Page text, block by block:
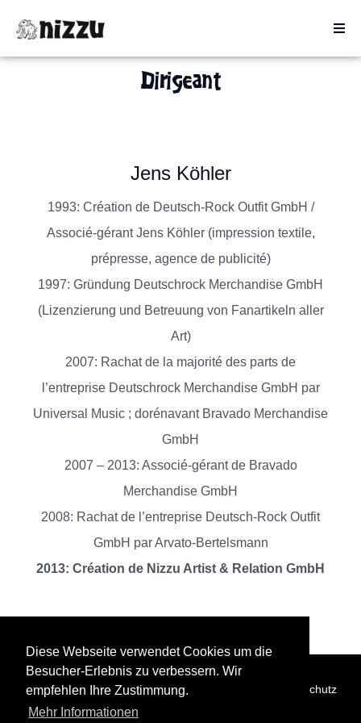
Diese Webseite verwendet Cookies um die
Besucher-Erlebnis zu verbessern. Wir
empfehlen Ihre Zustimmung.
Mehr Informationen
Dirigeant
Jens Köhler
1993: Création de Deutsch-Rock Outfit GmbH /
Associé-gérant Jens Köhler (impression textile,
prépresse, agence de publicité)
1997: Gründung Deutschrock Merchandise GmbH
(Lizenzierung und Betreuung von Fanartikeln aller
Art)
2007: Rachat de la majorité des parts de
l’entreprise Deutschrock Merchandise GmbH par
Universal Music ; dorénavant Bravado Merchandise
GmbH
2007 – 2013: Associé-gérant de Bravado
Merchandise GmbH
2008: Rachat de l’entreprise Deutsch-Rock Outfit
GmbH par Arvato-Bertelsmann
2013: Création de Nizzu Artist & Relation GmbH
Dirigeant Jobs AGB Datenschutz